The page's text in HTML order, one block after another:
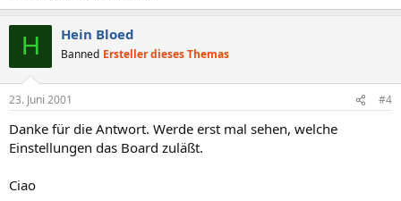
H Hein Bloed
Banned Ersteller dieses Themas
23. Juni 2001 #4
Danke für die Antwort. Werde erst mal sehen, welche
Einstellungen das Board zuläßt.
Ciao